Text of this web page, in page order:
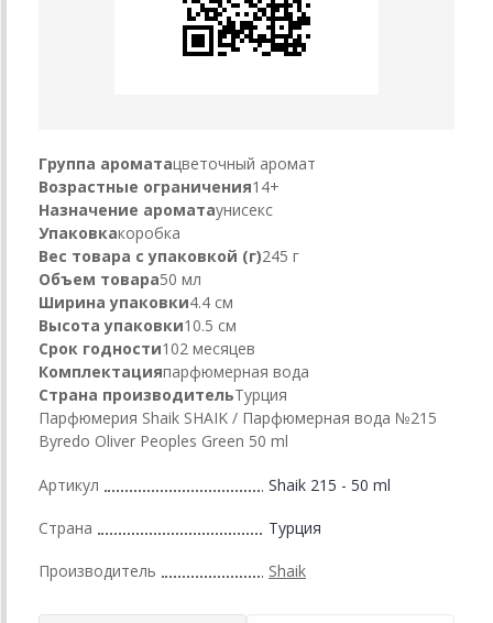
Группа ароматацветочный аромат
Возрастные ограничения14+
Назначение ароматаунисекс
Упаковкакоробка
Вес товара с упаковкой (г)245 г
Объем товара50 мл
Ширина упаковки4.4 см
Высота упаковки10.5 см
Срок годности102 месяцев
Комплектацияпарфюмерная вода
Страна производительТурция
Парфюмерия Shaik SHAIK / Парфюмерная вода №215
Byredo Oliver Peoples Green 50 ml
Артикул Shaik 215 - 50 ml
Страна Турция
Производитель Shaik